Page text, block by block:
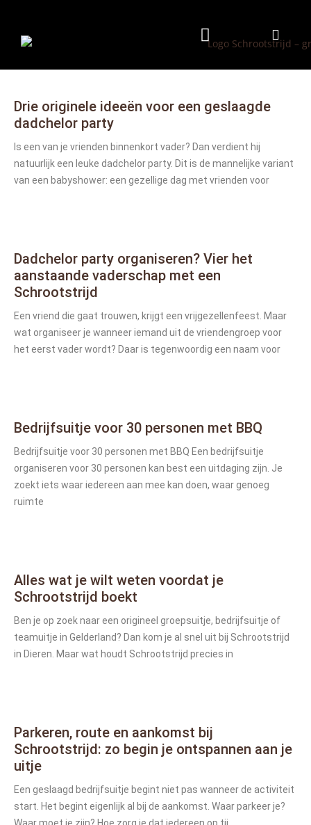
Drie originele ideeën voor een geslaagde
dadchelor party
Is een van je vrienden binnenkort vader? Dan verdient hij
natuurlijk een leuke dadchelor party. Dit is de mannelijke variant
van een babyshower: een gezellige dag met vrienden voor
Dadchelor party organiseren? Vier het
aanstaande vaderschap met een
Schrootstrijd
Een vriend die gaat trouwen, krijgt een vrijgezellenfeest. Maar
wat organiseer je wanneer iemand uit de vriendengroep voor
het eerst vader wordt? Daar is tegenwoordig een naam voor
Bedrijfsuitje voor 30 personen met BBQ
Bedrijfsuitje voor 30 personen met BBQ Een bedrijfsuitje
organiseren voor 30 personen kan best een uitdaging zijn. Je
zoekt iets waar iedereen aan mee kan doen, waar genoeg
ruimte
Alles wat je wilt weten voordat je
Schrootstrijd boekt
Ben je op zoek naar een origineel groepsuitje, bedrijfsuitje of
teamuitje in Gelderland? Dan kom je al snel uit bij Schrootstrijd
in Dieren. Maar wat houdt Schrootstrijd precies in
Parkeren, route en aankomst bij
Schrootstrijd: zo begin je ontspannen aan je
uitje
Een geslaagd bedrijfsuitje begint niet pas wanneer de activiteit
start. Het begint eigenlijk al bij de aankomst. Waar parkeer je?